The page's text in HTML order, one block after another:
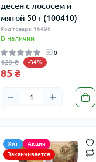
десен с лососем и
мятой 50 г (100410)
Код товара: 16496
В наличии
0
129 ₴ -34%
85 ₴
Хит
Акция
Заканчивается